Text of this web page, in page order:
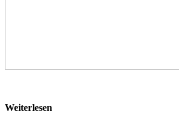
Weiterlesen